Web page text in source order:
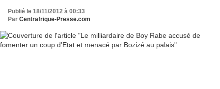
Publié le 18/11/2012 à 00:33
Par Centrafrique-Presse.com